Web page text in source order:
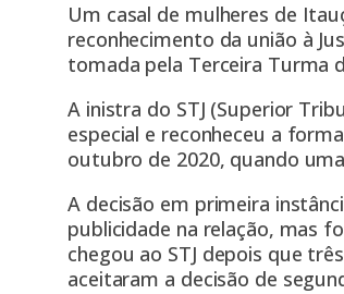
Um casal de mulheres de
reconhecimento da união à
tomada pela Terceira Turma
A inistra do STJ (Superior
especial e reconheceu a
outubro de 2020, quando
A decisão em primeira
publicidade na relação, mas
chegou ao STJ depois que
aceitaram a decisão de